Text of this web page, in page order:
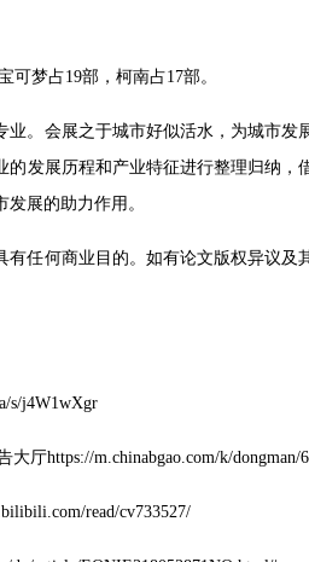
梦占19部，柯南占17部。
。会展之于城市好似活水，为城市发
发展历程和产业特征进行整理归纳，
展的助力作用。
任何商业目的。如有论文版权异议及
s/j4W1wXgr
https://m.chinabgao.com/k/dongman/
read/cv733527/